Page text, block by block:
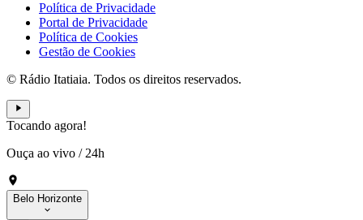
Política de Privacidade
Portal de Privacidade
Política de Cookies
Gestão de Cookies
© Rádio Itatiaia. Todos os direitos reservados.
Tocando agora!
Ouça ao vivo / 24h
Belo Horizonte